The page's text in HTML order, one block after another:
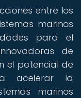
entre los
marinos
para el
de
el potencial de
acelerar la
marinos